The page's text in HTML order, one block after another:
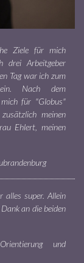
Ziele für mich
drei Arbeitgeber
Tag war ich zum
Nach dem
für "Globus"
meinen
Ehlert, meinen
alles super. Allein
an die beiden
und